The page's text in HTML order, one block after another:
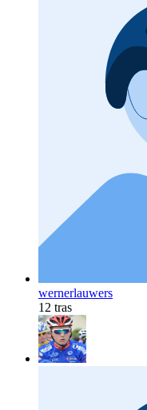
wernerlauwers
12 tras